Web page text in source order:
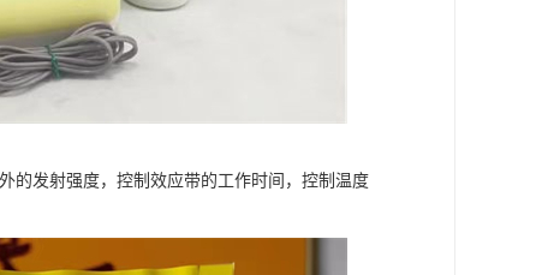
的发射强度，控制效应带的工作时间，控制温度